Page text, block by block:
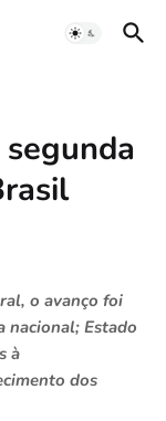
o avanço foi
nacional; Estado
à
dos